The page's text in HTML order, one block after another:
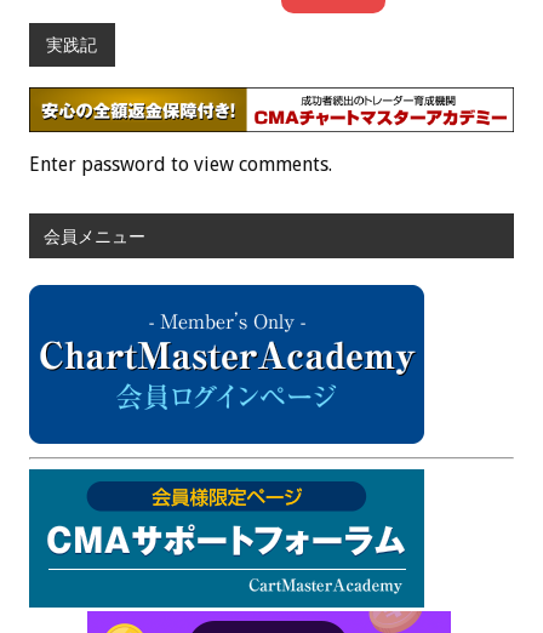
実践記
Enter password to view comments.
会員メニュー